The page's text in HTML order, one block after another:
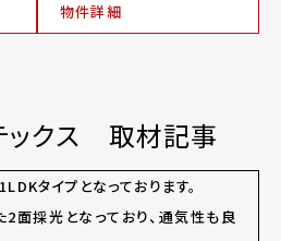
物件詳細
ックス 取材記事
タイプとなっております。
面採光となっており、通気性も良